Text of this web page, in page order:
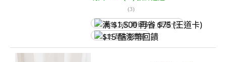
(3)
满 $1,500 再省 $75 (王道卡)
$15 酷澎幣回饋